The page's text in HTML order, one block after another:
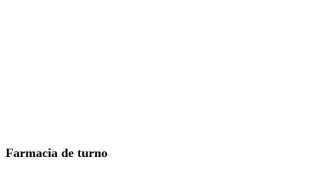
Farmacia de turno